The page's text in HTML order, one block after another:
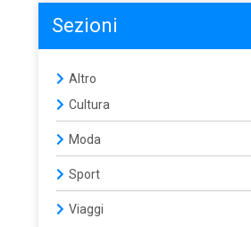
Sezioni
Altro
Cultura
Moda
Sport
Viaggi